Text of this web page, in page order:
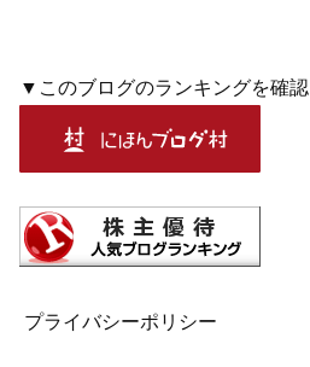
▼このブログのランキングを確認
プライバシーポリシー